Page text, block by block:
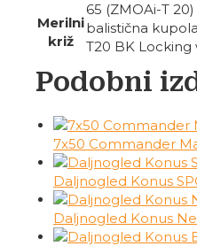
Merilni
križ
65 (ZMOAi-T
balistična
T20 BK
Podobni
7x50 Commander
Daljnogled Konus
Daljnogled Konus